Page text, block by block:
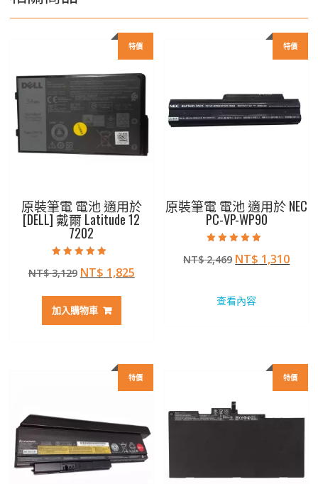
特價
原裝筆電 電池 適用於
[DELL] 戴爾 Latitude 12
7202
5.00
滿分 5
NT$3,129 原
價
格：
NT$ 1,825目
加入購物車
特價
原裝筆電 電池 適用於 NEC
PC-VP-WP90
4.50
滿分 5
NT$2,469 原
格：
NT$ 1,310目
查看內容
特價 特價